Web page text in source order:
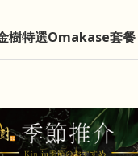
樹特選Omakase套餐